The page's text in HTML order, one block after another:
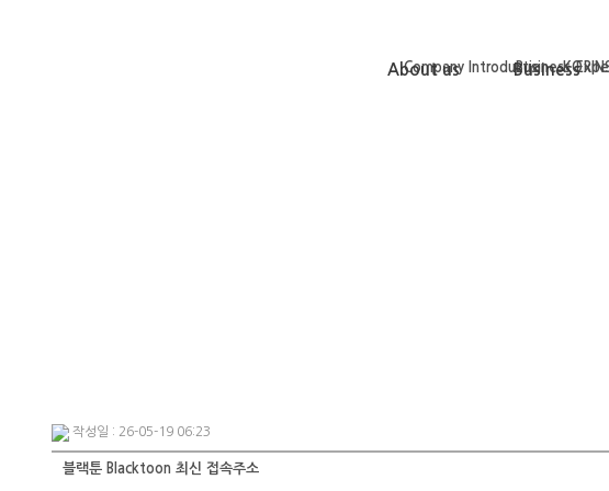
About us
Company IntroductionBusiness
Business
작성일 : 26-05-19 06:23
블랙툰 Blacktoon 최신 접속주소